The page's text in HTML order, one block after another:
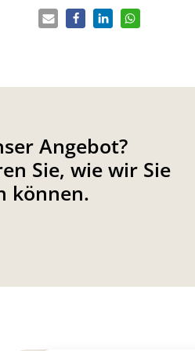
Angebot?
Sie, wie wir Sie
können.